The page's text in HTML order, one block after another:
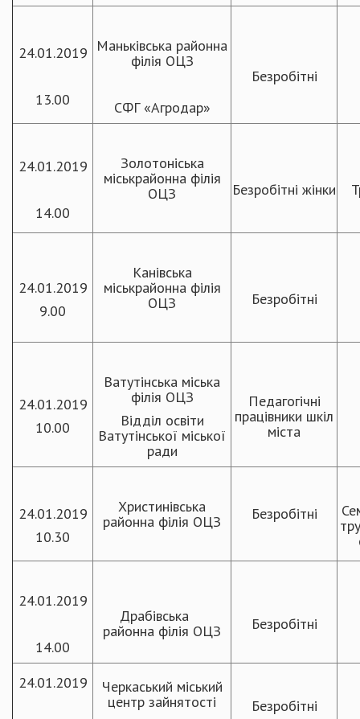
24.01.2019
13.00
Маньківська районна
філія ОЦЗ
СФГ «Агродар»
Безробітні
24.01.2019
14.00
Золотоніська
міськрайонна філія
ОЦЗ
Безробітні жінки
24.01.2019
9.00
Канівська
міськрайонна філія
ОЦЗ
Безробітні
24.01.2019
10.00
Ватутінська міська
філія ОЦЗ
Відділ освіти
Ватутінської міської
ради
Педагогічні
працівники шкіл
міста
24.01.2019
10.30
Христинівська
районна філія ОЦЗ
Безробітні
24.01.2019
14.00
Драбівська
районна філія ОЦЗ
Безробітні
24.01.2019
Черкаський міський
центр зайнятості
Безробітні